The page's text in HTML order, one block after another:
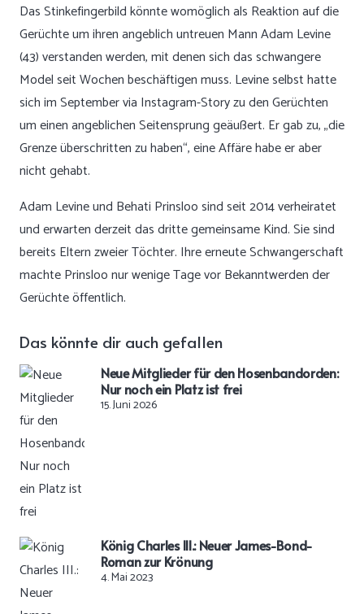
Das Stinkefingerbild könnte womöglich als Reaktion auf die
Gerüchte um ihren angeblich untreuen Mann Adam Levine
(43) verstanden werden, mit denen sich das schwangere
Model seit Wochen beschäftigen muss. Levine selbst hatte
sich im September via Instagram-Story zu den Gerüchten
um einen angeblichen Seitensprung geäußert. Er gab zu, „die
Grenze überschritten zu haben“, eine Affäre habe er aber
nicht gehabt.
Adam Levine und Behati Prinsloo sind seit 2014 verheiratet
und erwarten derzeit das dritte gemeinsame Kind. Sie sind
bereits Eltern zweier Töchter. Ihre erneute Schwangerschaft
machte Prinsloo nur wenige Tage vor Bekanntwerden der
Gerüchte öffentlich.
Das könnte dir auch gefallen
Neue Mitglieder für den Hosenbandorden:
Nur noch ein Platz ist frei
15. Juni 2026
König Charles III.: Neuer James-Bond-
Roman zur Krönung
4. Mai 2023